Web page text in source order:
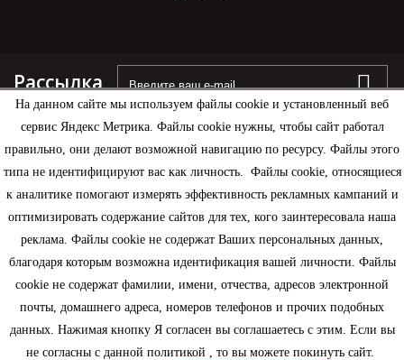
На данном сайте мы используем файлы cookie и установленный веб
сервис Яндекс Метрика. Файлы cookie нужны, чтобы сайт работал
правильно, они делают возможной навигацию по ресурсу. Файлы этого
типа не идентифицируют вас как личность. Файлы cookie, относящиеся
к аналитике помогают измерять эффективность рекламных кампаний и
оптимизировать содержание сайтов для тех, кого заинтересовала наша
реклама. Файлы cookie не содержат Ваших персональных данных,
благодаря которым возможна идентификация вашей личности. Файлы
cookie не содержат фамилии, имени, отчества, адресов электронной
почты, домашнего адреса, номеров телефонов и прочих подобных
данных. Нажимая кнопку Я согласен вы соглашаетесь с этим. Если вы
не согласны с данной политикой , то вы можете покинуть сайт.
Рассылка
Информация
Моя учетная запись
Контактная информация